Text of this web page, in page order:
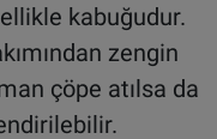
kabuğudur.
zengin
çöpe atılsa da